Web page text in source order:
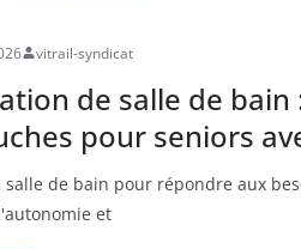
vitrail-syndicat
de salle de
pour seniors
salle de bain pour répondre aux
et